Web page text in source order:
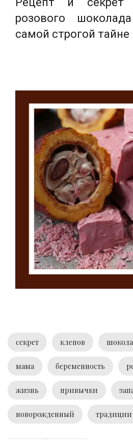
розового
самой строгой
секрет клепов
мама беременность
жизнь привычки
новорожденный традиции